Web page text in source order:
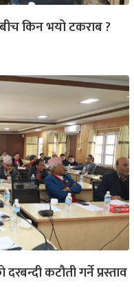
किन भयो टकराब ?
कटौती गर्ने प्रस्ताव